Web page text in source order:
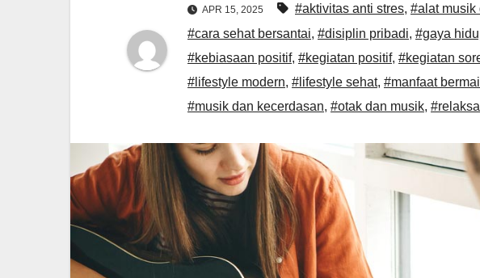
APR 15, 2025 #aktivitas anti stres, #alat musik
#cara sehat bersantai, #disiplin pribadi, #gaya
#kebiasaan positif, #kegiatan positif, #kegiatan
#lifestyle modern, #lifestyle sehat, #manfaat
#musik dan kecerdasan, #otak dan musik,